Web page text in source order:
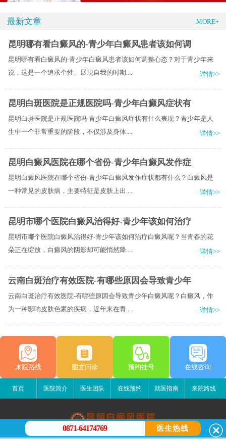
最新文章 MORE+
昆明哪有看白癜风的-青少年白癜风患者该如何调
昆明哪有看白癜风的-青少年白癜风患者该如何调整心态？对于青少年来
说，这是一个追求个性、展现自我的时期.....
详情>>
昆明白斑医院是正规医院吗-青少年白癜风症状有
昆明白斑医院是正规医院吗-青少年白癜风症状有什么表现？青少年是人
生中一个非常重要的阶段，不仅涉及身体.....
详情>>
昆明白癜风医院在哪个省份-青少年白癜风发作症
昆明白癜风医院在哪个省份-青少年白癜风发作症状都有什么？白癜风是
一种常见的皮肤病，主要特征是皮肤上出.....
详情>>
昆明市哪个医院白癜风治得好-青少年该如何治疗
昆明市哪个医院白癜风治得好-青少年该如何治疗白癜风呢？当青春的花
朵正在绽放，白癜风的阴影却可能悄然降.....
详情>>
云南白斑治疗有效医院-有哪些原因会导致青少年
云南白斑治疗有效医院-有哪些原因会导致青少年白癜风呢？白癜风，作
为一种影响皮肤色素的疾病，近年来在青.....
详情>>
来院路线 图文问诊 预约挂号 在线咨询
首页 医院简介 医生团队 在线预约 就医指南 来院路线
0871-64174769 医生热线